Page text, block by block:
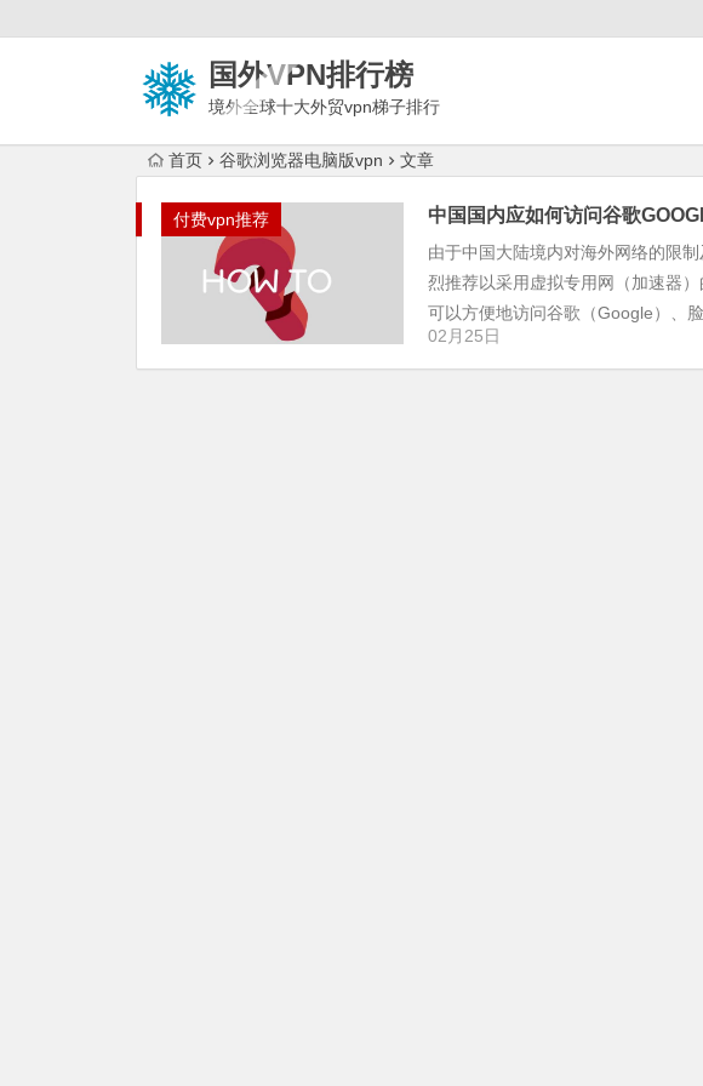
国外VPN排行榜
境外全球十大外贸vpn梯子排行
首页 谷歌浏览器电脑版vpn 文章
付费vpn推荐 中国国内应如何访问谷歌
由于中国大陆境内对海外网络的限
烈推荐以采用虚拟专用网（加速器
可以方便地访问谷歌（Google）、脸
02月25日